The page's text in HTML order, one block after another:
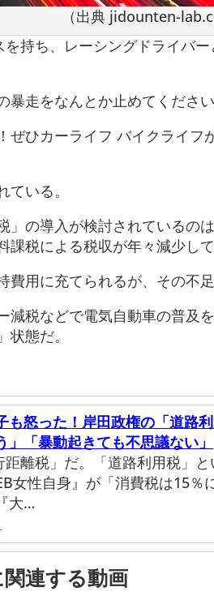
（出典 jidounten-
持ち、レーシングドライバ
暴走をなんとか止めてください
ぜひカーライフ バイクライ
いる。
」の導入が検討されているの
課税による税収が年々減少して
用に充てられるが、その不
減税などで電気自動車の普及
態だ。
も怒った！岸田政権の「道路
」「暴動起きても不思議ない」
距離税」だ。「道路利用税」
女性自身』が「消費税は15％
大…
関連する動画